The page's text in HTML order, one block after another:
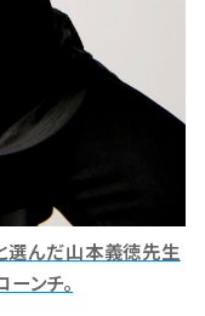
選んだ山本義徳先生
ンチ。